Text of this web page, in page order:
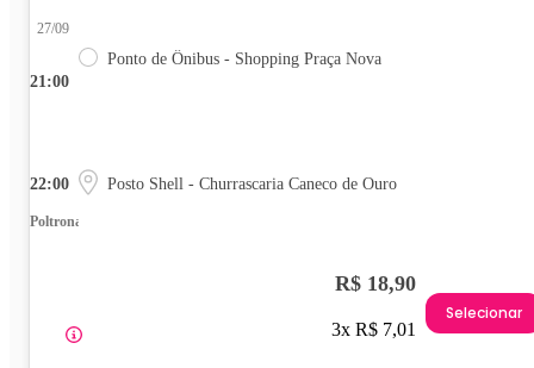
21:00
27/09
Ponto de Ônibus - Shopping Praça Nova
22:00 Posto Shell - Churrascaria Caneco de Ouro
Poltrona
R$ 18,90
3x R$ 7,01
Selecionar